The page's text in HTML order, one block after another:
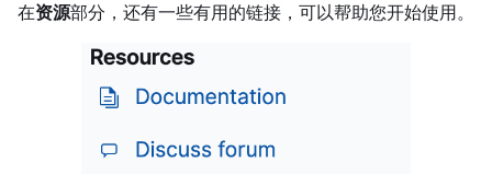
在资源部分，还有一些有用的链接，可以帮助您开始使用。